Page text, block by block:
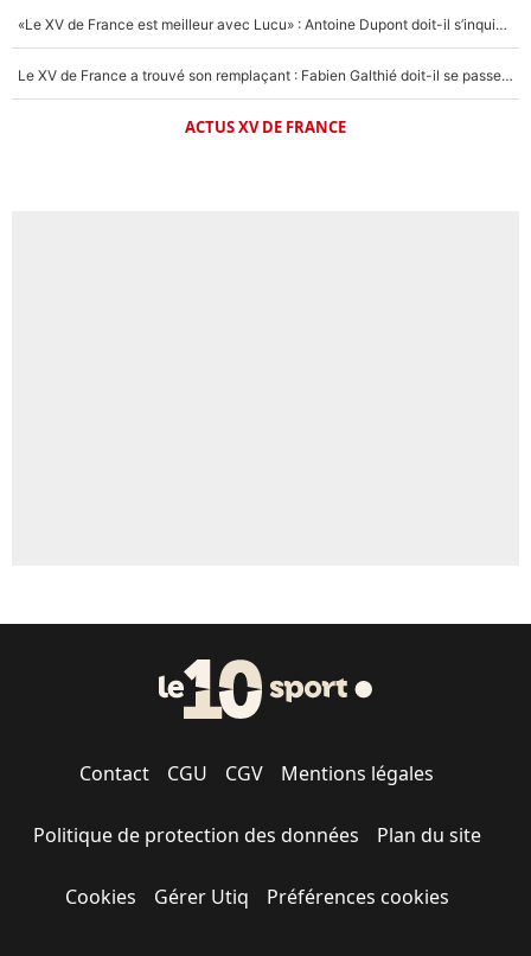
«Le XV de France est meilleur avec Lucu» : Antoine Dupont doit-il s’inquiéter pour sa place ?
Le XV de France a trouvé son remplaçant : Fabien Galthié doit-il se passer d'Antoine Dupont ?
ACTUS XV DE FRANCE
Contact CGU CGV Mentions légales
Politique de protection des données Plan du site
Cookies Gérer Utiq Préférences cookies